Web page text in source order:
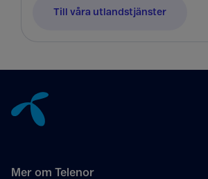
Till våra utlandstjänster
Mer om Telenor